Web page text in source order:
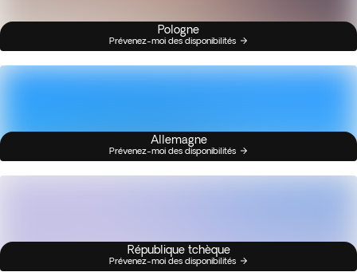
Pologne
Prévenez-moi des disponibilités
Allemagne
Prévenez-moi des disponibilités
République tchèque
Prévenez-moi des disponibilités